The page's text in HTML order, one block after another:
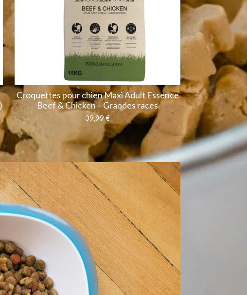
Croquettes pour chien Maxi Adult Essence
Beef & Chicken – Grandes races
39,99 €